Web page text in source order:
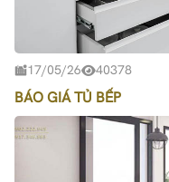
17/05/26 40378
BÁO GIÁ TỦ BẾP